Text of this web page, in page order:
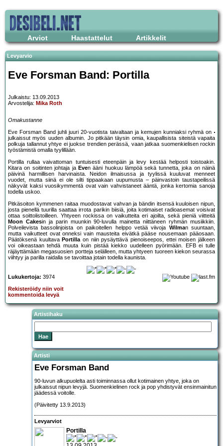
Arviot Haastattelut Artikkelit
Levyarvio
Eve Forsman Band: Portilla
Julkaistu: 13.09.2013
Arvostelija: Mika Roth
Omakustanne
Eve Forsman Band juhli juuri 20-vuotista taivaltaan ja kemujen kunniaksi ryhmä on
julkaissut myös uuden albumin. Jo pitkään täysin omia, kaupallisista siteistä vapaita
polkuja tallannut yhtye ei juokse trendien perässä, vaan jatkaa suomenkielisen rockin
työstämistä omalla tyylillään.
Portilla rullaa vaivattoman tuntuisesti eteenpäin ja levy kestää helposti toistoakin.
Kitara on soitinten johtaja ja Even ääni huokuu lämpöä sekä tunnetta, joka on näinä
päivinä harmillisen harvinaista. Neidon ilmaisussa ja tyylissä kuuluvat menneet
vuodet, mutta siinä ei ole silti tippaakaan uupumusta – päinvastoin taustapeilissä
näkyvät kaksi vuosikymmentä ovat vain vahvistaneet ääntä, jonka kertomia sanoja
todella uskoo.
Pitkäsoiton kymmenen raitaa muodostavat vahvan ja bändin itsensä kuuloisen nipun,
josta pienellä tuurilla saattaa irrota parikin biisiä, joita kotimaiset radioasemat voisivat
ottaa soittolistoilleen. Yhtyeen rockissa on vaikutteita eri ajoilta, sekä pieniä viitteitä
Moon Cakesin ja parin muunkin 90-luvulla mainetta niittäneen ryhmän musiikkiin.
Polveilevista bassolinjoista on paikoitellen helppo vetää viivoja Wilman suuntaan,
mutta vaikutteet ovat onneksi vain mausteita eivätkä pääse nousemaan pääosaan.
Päätöksenä kuultava Portillaon niin pysäyttävä pienoiseepos, ettei moisen jälkeen
voi oikeastaan tehdä muuta kuin pistää kiekko uudelleen pyörimään. EFB ei tulle
räjäyttämään megasuosien portteja selälleen, mutta yhtyeen tuoreen kiekon seurassa
viihtyy ja parilla raidalla se tavoittaa jotain todella kaunista.
Lukukertoja: 3974
Rekisteröidy niin voit
kommentoida levyä
Artistihaku
Artisti
Eve Forsman Band
90-luvun alkupuolelta asti toiminnassa ollut kotimainen yhtye, joka on
julkaissut nipun levyjä. Suomenkielinen rock ja pop yhdistyvät ensinmainitun
jäädessä voitolle.
(Päivitetty 13.9.2013)
Levyarviot
Portilla